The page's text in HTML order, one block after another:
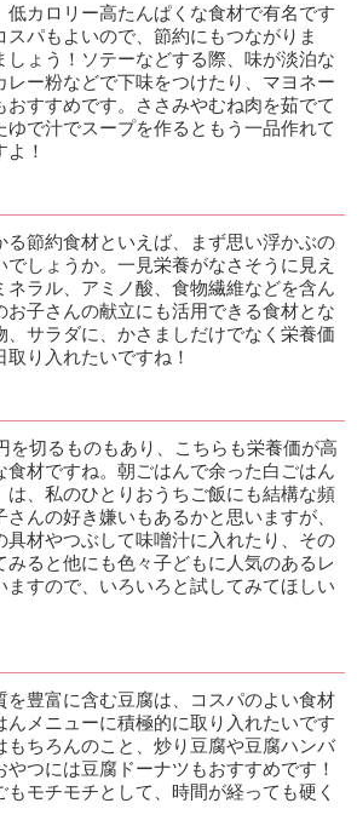
低カロリー高たんぱくな食材で有名です
スパもよいので、節約にもつながりま
しょう！ソテーなどする際、味が淡泊な
レー粉などで下味をつけたり、マヨネー
おすすめです。ささみやむね肉を茹でて
ゆで汁でスープを作るともう一品作れて
！
る節約食材といえば、まず思い浮かぶの
しょうか。一見栄養がなさそうに見え
ネラル、アミノ酸、食物繊維などを含ん
お子さんの献立にも活用できる食材とな
、サラダに、かさましだけでなく栄養価
り入れたいですね！
を切るものもあり、こちらも栄養価が高
食材ですね。朝ごはんで余った白ごはん
は、私のひとりおうちご飯にも結構な頻
んの好き嫌いもあるかと思いますが、
具材やつぶして味噌汁に入れたり、その
みると他にも色々子どもに人気のあるレ
ますので、いろいろと試してみてほしい
を豊富に含む豆腐は、コスパのよい食材
んメニューに積極的に取り入れたいです
もちろんのこと、炒り豆腐や豆腐ハンバ
つには豆腐ドーナツもおすすめです！
モチモチとして、時間が経っても硬く